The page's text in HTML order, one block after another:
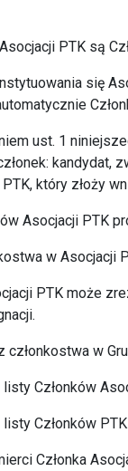
PTK są
się
ust. 1
kandydat,
PTK, który złoży
Asocjacji PTK
w Asocjacji
PTK może
członkostwa w
Członków
Członków
Członka